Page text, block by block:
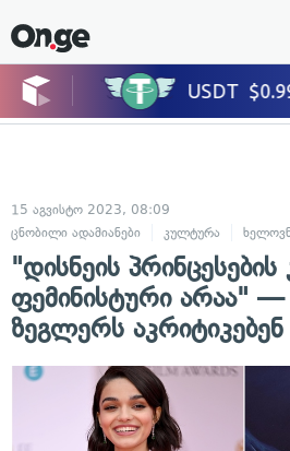
15 აგვისტო 2023, 08:09
ცნობილი ადამიანები
კულტურა
"დისნეის პრინცესების
ფემინისტური არაა" —
ზეგლერს აკრიტიკებენ